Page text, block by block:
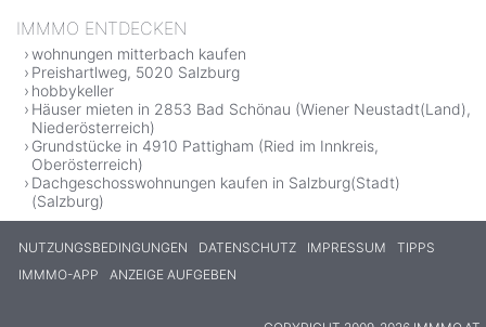
IMMMO ENTDECKEN
wohnungen mitterbach kaufen
Preishartlweg, 5020 Salzburg
hobbykeller
Häuser mieten in 2853 Bad Schönau (Wiener Neustadt(Land),
Niederösterreich)
Grundstücke in 4910 Pattigham (Ried im Innkreis,
Oberösterreich)
Dachgeschosswohnungen kaufen in Salzburg(Stadt)
(Salzburg)
NUTZUNGSBEDINGUNGEN DATENSCHUTZ IMPRESSUM
TIPPS
IMMMO-APP
ANZEIGE AUFGEBEN